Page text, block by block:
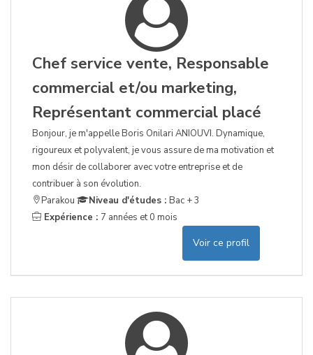
Chef service vente, Responsable
commercial et/ou marketing,
Représentant commercial placé
Bonjour, je m'appelle Boris Onilari ANIOUVI. Dynamique,
rigoureux et polyvalent, je vous assure de ma motivation et
mon désir de collaborer avec votre entreprise et de
contribuer à son évolution.
Parakou
Niveau d'études : Bac + 3
Expérience : 7 années et 0 mois
Voir ce profil